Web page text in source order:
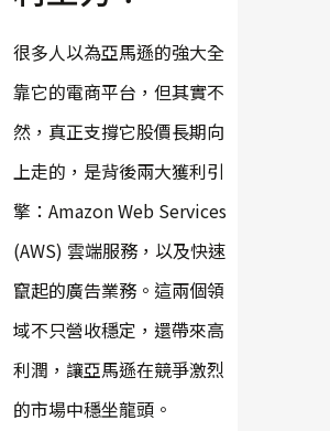
很多人以為亞馬遜的強大全
靠它的電商平台，但其實不
然，真正支撐它股價長期向
上走的，是背後兩大獲利引
擎：Amazon Web Services
(AWS) 雲端服務，以及快速
竄起的廣告業務。這兩個領
域不只營收穩定，還帶來高
利潤，讓亞馬遜在競爭激烈
的市場中穩坐龍頭。